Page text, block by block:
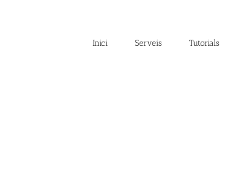
Inici
Serveis Tutorials